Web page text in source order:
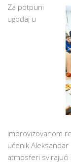
Za potpuni
ugođaj u
improvizovanom
učenik
atmosferi svirajući